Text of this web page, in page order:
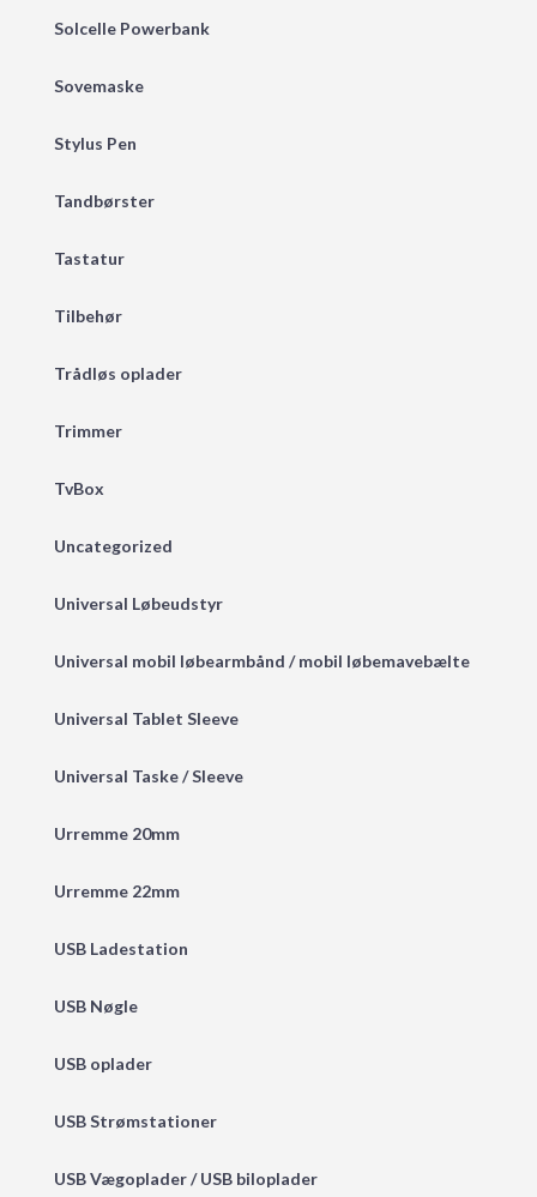
Solcelle Powerbank
Sovemaske
Stylus Pen
Tandbørster
Tastatur
Tilbehør
Trådløs oplader
Trimmer
TvBox
Uncategorized
Universal Løbeudstyr
Universal mobil løbearmbånd / mobil løbemavebælte
Universal Tablet Sleeve
Universal Taske / Sleeve
Urremme 20mm
Urremme 22mm
USB Ladestation
USB Nøgle
USB oplader
USB Strømstationer
USB Vægoplader / USB biloplader